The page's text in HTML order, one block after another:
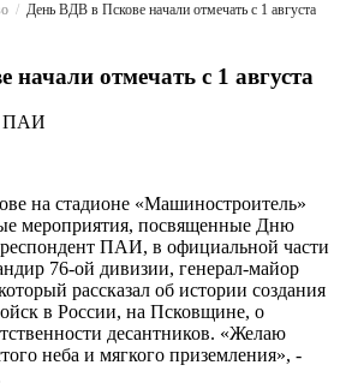
День ВДВ в Пскове начали отмечать с 1 августа
отмечать с 1 августа
ПАИ
на стадионе «Машиностроитель»
мероприятия, посвященные Дню
ПАИ, в официальной части
76-ой дивизии, генерал-майор
рассказал об истории создания
в России, на Псковщине, о
десантников. «Желаю
неба и мягкого приземления», -